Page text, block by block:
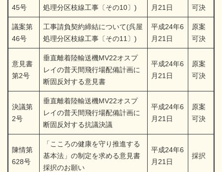
45号 処理分区枝線工事〔その10〕) 月21日 可決
議案第
46号
工事請負契約締結について(呉屋
処理分区枝線工事〔その11〕)
平成24年6
月21日
原案
可決
意見書
第2号
垂直離着陸輸送機MV22オスプ
レイの普天間飛行場配備計画に
断固反対する意見書
平成24年6
月21日
原案
可決
決議第
2号
垂直離着陸輸送機MV22オスプ
レイの普天間飛行場配備計画に
断固反対する抗議決議
平成24年6
月21日
原案
可決
陳情第
628号
「こころの健康を守り推進する
基本法」の制定を求める意見書
採択のお願い
平成24年6
月21日
採択